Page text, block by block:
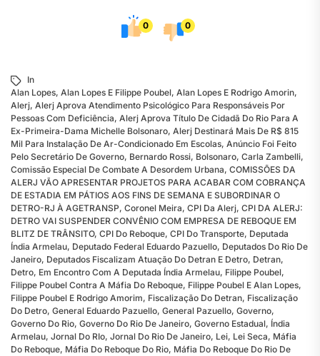
0 0
In
Alan Lopes, Alan Lopes E Filippe Poubel, Alan Lopes E Rodrigo Amorin,
Alerj, Alerj Aprova Atendimento Psicológico Para Responsáveis Por
Pessoas Com Deficiência, Alerj Aprova Título De Cidadã Do Rio Para A
Ex-Primeira-Dama Michelle Bolsonaro, Alerj Destinará Mais De R$ 815
Mil Para Instalação De Ar-Condicionado Em Escolas, Anúncio Foi Feito
Pelo Secretário De Governo, Bernardo Rossi, Bolsonaro, Carla Zambelli,
Comissão Especial De Combate A Desordem Urbana, COMISSÕES DA
ALERJ VÃO APRESENTAR PROJETOS PARA ACABAR COM COBRANÇA
DE ESTADIA EM PÁTIOS AOS FINS DE SEMANA E SUBORDINAR O
DETRO-RJ À AGETRANSP, Coronel Meira, CPI Da Alerj, CPI DA ALERJ:
DETRO VAI SUSPENDER CONVÊNIO COM EMPRESA DE REBOQUE EM
BLITZ DE TRÂNSITO, CPI Do Reboque, CPI Do Transporte, Deputada
Índia Armelau, Deputado Federal Eduardo Pazuello, Deputados Do Rio De
Janeiro, Deputados Fiscalizam Atuação Do Detran E Detro, Detran,
Detro, Em Encontro Com A Deputada Índia Armelau, Filippe Poubel,
Filippe Poubel Contra A Máfia Do Reboque, Filippe Poubel E Alan Lopes,
Filippe Poubel E Rodrigo Amorim, Fiscalização Do Detran, Fiscalização
Do Detro, General Eduardo Pazuello, General Pazuello, Governo,
Governo Do Rio, Governo Do Rio De Janeiro, Governo Estadual, Índia
Armelau, Jornal Do RIo, Jornal Do Rio De Janeiro, Lei, Lei Seca, Máfia
Do Reboque, Máfia Do Reboque Do Rio, Máfia Do Reboque Do Rio De